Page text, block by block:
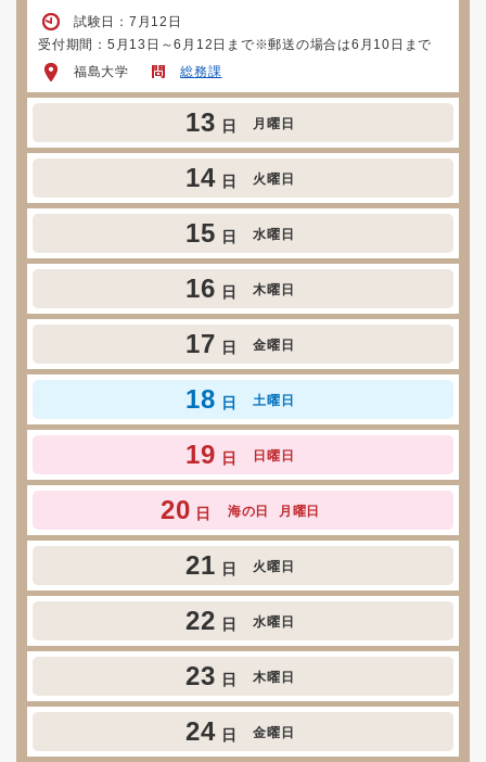
試験日：7月12日
受付期間：5月13日～6月12日まで※郵送の場合は6月10日まで
福島大学
総務課
13 日 月曜日
14 日 火曜日
15 日 水曜日
16 日 木曜日
17 日 金曜日
18 日 土曜日
19 日 日曜日
20 日 海の日 月曜日
21 日 火曜日
22 日 水曜日
23 日 木曜日
24 日 金曜日